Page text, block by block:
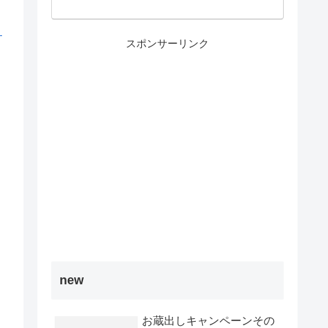
スポンサーリンク
new
お蔵出しキャンペーンその